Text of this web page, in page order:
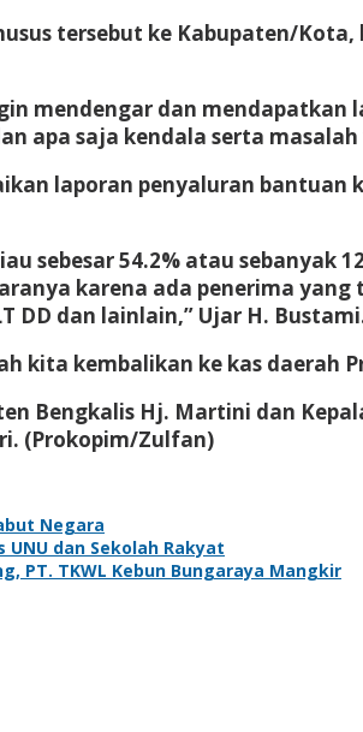
tersebut ke Kabupaten/
mendengar dan mendapatkan
apa saja kendala serta
laporan penyaluran bantuan
sebesar 54.2% atau sebanyak
karena ada penerima
DD dan lainlain,” Ujar H.
kita kembalikan ke kas daerah
Bengkalis Hj. Martini dan
(Prokopim/Zulfan)
Negara
dan Sekolah Rakyat
PT. TKWL Kebun Bungaraya Mangkir